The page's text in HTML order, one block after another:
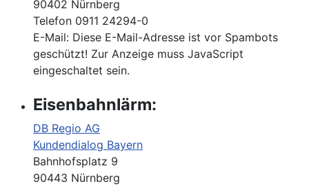
90402 Nürnberg
Telefon 0911 24294-0
E-Mail: Diese E-Mail-Adresse ist vor Spambots
geschützt! Zur Anzeige muss JavaScript
eingeschaltet sein.
Eisenbahnlärm:
DB Regio AG
Kundendialog Bayern
Bahnhofsplatz 9
90443 Nürnberg